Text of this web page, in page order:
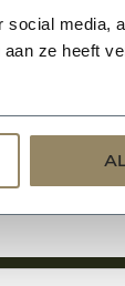
media,
ze heeft